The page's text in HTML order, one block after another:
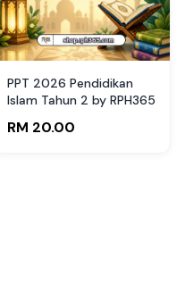
PPT 2026 Pendidikan
Islam Tahun 2 by RPH365
RM 20.00